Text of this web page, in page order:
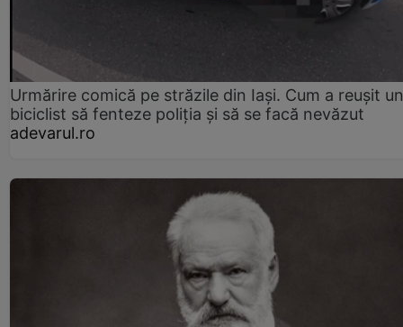
Urmărire comică pe străzile din Iași. Cum a reușit un
biciclist să fenteze poliția și să se facă nevăzut
adevarul.ro